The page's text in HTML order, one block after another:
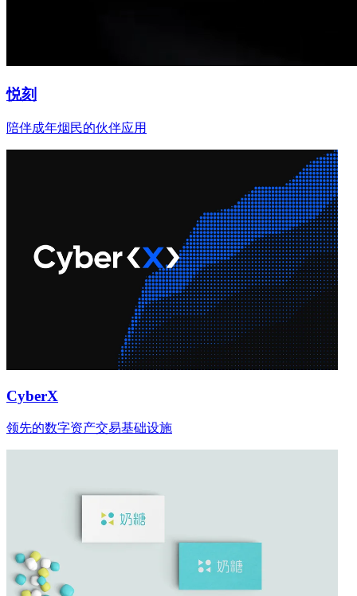
悦刻
陪伴成年烟民的伙伴应用
CyberX
领先的数字资产交易基础设施